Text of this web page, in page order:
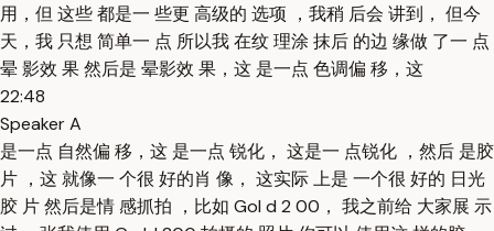
用，但 这些 都是一 些更 高级的 选项 ，我稍 后会 讲到， 但今
天，我 只想 简单一 点 所以我 在纹 理涂 抹后 的边 缘做 了一 点
晕 影效 果 然后是 晕影效 果，这 是一点 色调偏 移，这
22:48
Speaker A
是一点 自然偏 移，这 是一点 锐化， 这是一 点锐化 ，然后 是胶
片 ，这 就像一 个很 好的肖 像， 这实际 上是 一个很 好的 日光
胶 片 然后是情 感抓拍 ，比如 Gol d 2 00， 我之前给 大家展 示